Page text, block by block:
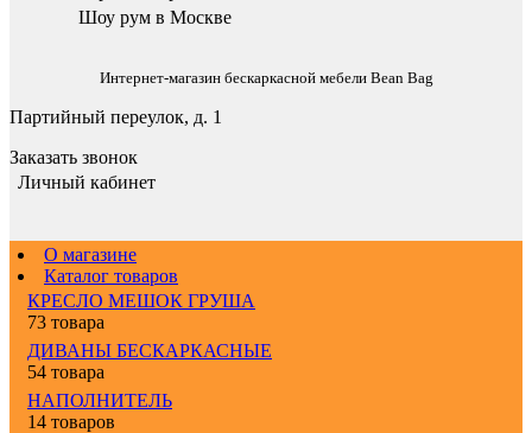
Шоу рум в Москве
Интернет-магазин бескаркасной мебели Bean Bag
Партийный переулок, д. 1
Заказать звонок
Личный кабинет
О магазине
Каталог товаров
КРЕСЛО МЕШОК ГРУША
73 товара
ДИВАНЫ БЕСКАРКАСНЫЕ
54 товара
НАПОЛНИТЕЛЬ
14 товаров